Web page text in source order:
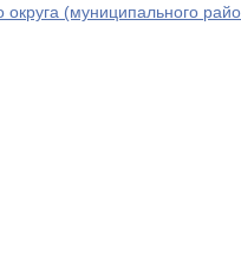
округа (муниципального